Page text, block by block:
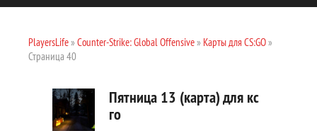
PlayersLife» Counter-Strike: Global Offensive» Карты для CS:GO»
Страница 40
Пятница 13 (карта) для кс
го